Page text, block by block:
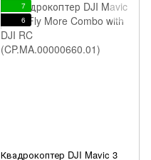
7
6
Квадрокоптер DJI Mavic 3